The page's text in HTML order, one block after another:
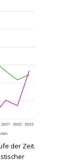
der Zeit.